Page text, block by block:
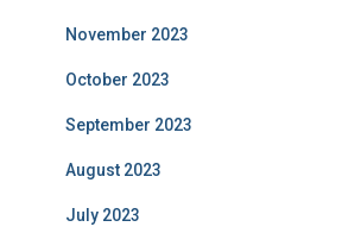
November 2023
October 2023
September 2023
August 2023
July 2023